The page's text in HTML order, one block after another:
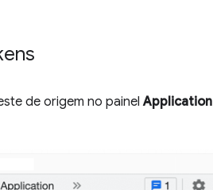
de origem no painelApplication